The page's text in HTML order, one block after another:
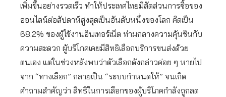
เพิ่มขึ้นอย่างรวดเร็ว ทำให้ประเทศไทยมีสัดส่วนการซื้อของ
ออนไลน์ต่อสัปดาห์สูงสุดเป็นอันดับหนึ่งของโลก คิดเป็น
68.2% ของผู้ใช้งานอินเทอร์เน็ต ท่ามกลางความคุ้นชินกับ
ความสะดวก ผู้บริโภคเคยมีสิทธิเลือกบริการขนส่งด้วย
ตนเอง แต่ในช่วงหลังพบว่าตัวเลือกดังกล่าวค่อย ๆ หายไป
จาก “ทางเลือก” กลายเป็น “ระบบกำหนดให้” จนเกิด
คำถามสำคัญว่า สิทธิในการเลือกของผู้บริโภคกำลังถูกลด